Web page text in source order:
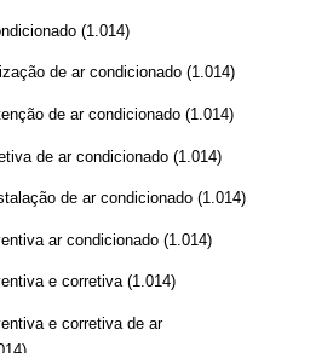
(1.014)
de ar condicionado (1.014)
de ar condicionado (1.014)
de ar condicionado (1.014)
de ar condicionado (1.014)
ar condicionado (1.014)
e corretiva(1.014)
e corretiva de ar